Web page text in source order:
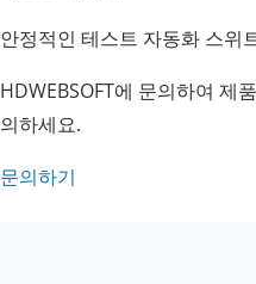
안정적인 테스트 자동화 스위
HDWEBSOFT에 문의하여 제
의하세요.
문의하기